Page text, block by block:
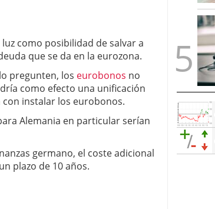
como posibilidad de salvar a
que se da en la eurozona.
pregunten, los eurobonos no
como efecto una unificación
con instalar los eurobonos.
Alemania en particular serían
germano, el coste adicional
plazo de 10 años.